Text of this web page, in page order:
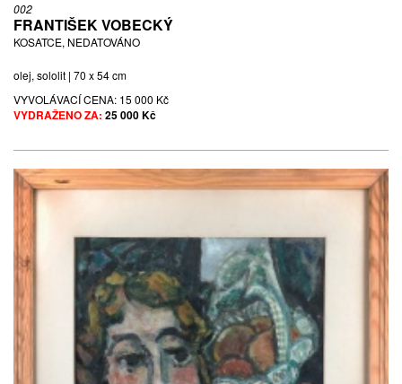
002
FRANTIŠEK VOBECKÝ
KOSATCE, NEDATOVÁNO
olej, sololit | 70 x 54 cm
VYVOLÁVACÍ CENA: 15 000 Kč
VYDRAŽENO ZA: 25 000 Kč